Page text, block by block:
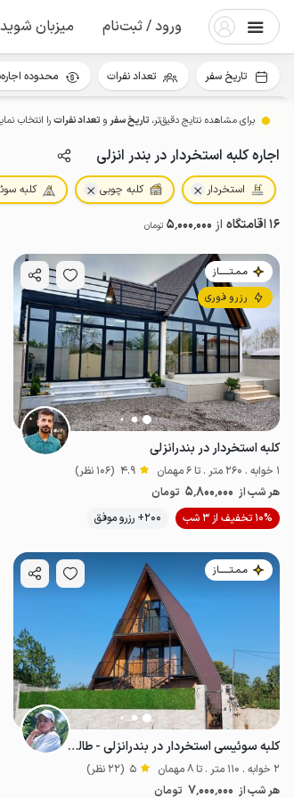
ورود / ثبت‌نام میزبان شوید
برای مشاهده نتایج دقیق‌تر، تاریخ سفرو تعداد نفراترا انتخاب
اجاره کلبه استخردار در بندر انزلی
استخردار کلبه چوبی کلبه
16 اقامتگاه از 5٬000٬000 تومان
مـمـتــــــاز
رزرو فوری
کلبه استخردار در بندرانزلی
1 خوابه . 260 متر . تا 6 مهمان 4.9 (106 نظر)
هر شب از 5٬800٬000 تومان
10% تخفیف از 3 شب
200+ رزرو موفق
مـمـتــــــاز
کلبه سوئیسی استخردار در بندرانزلی - طالب آباد
2 خوابه . 110 متر . تا 8 مهمان 5 (22 نظر)
هر شب از 7٬000٬000 تومان
تاریخ سفر تعداد نفرات محدوده